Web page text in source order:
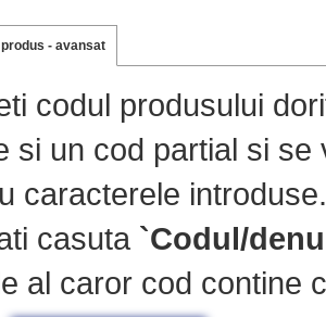
- avansat
codul produsului
si un cod partial si
caracterele introduse.
casuta `Codul/
al caror cod contine